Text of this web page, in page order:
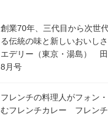
創業70年、三代目から次世
る伝統の味と新しいおいし
エデリー（東京・湯島）
8月号
フレンチの料理人がフォン
むフレンチカレー フレン